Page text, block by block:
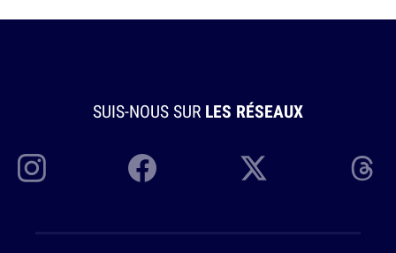
SUIS-NOUS SUR LES RÉSEAUX